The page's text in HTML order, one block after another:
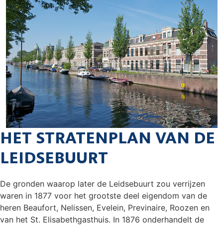
HET STRATENPLAN VAN DE
LEIDSEBUURT
De gronden waarop later de Leidsebuurt zou verrijzen
waren in 1877 voor het grootste deel eigendom van de
heren Beaufort, Nelissen, Evelein, Previnaire, Roozen en
van het St. Elisabethgasthuis. In 1876 onderhandelt de